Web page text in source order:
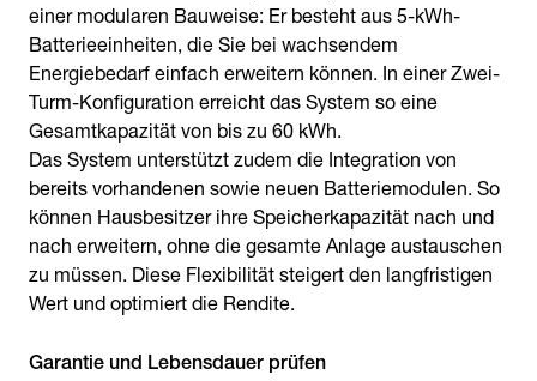
einer modularen Bauweise: Er besteht aus 5-kWh-
Batterieeinheiten, die Sie bei wachsendem
Energiebedarf einfach erweitern können. In einer Zwei-
Turm-Konfiguration erreicht das System so eine
Gesamtkapazität von bis zu 60 kWh.
Das System unterstützt zudem die Integration von
bereits vorhandenen sowie neuen Batteriemodulen. So
können Hausbesitzer ihre Speicherkapazität nach und
nach erweitern, ohne die gesamte Anlage austauschen
zu müssen. Diese Flexibilität steigert den langfristigen
Wert und optimiert die Rendite.
Garantie und Lebensdauer prüfen